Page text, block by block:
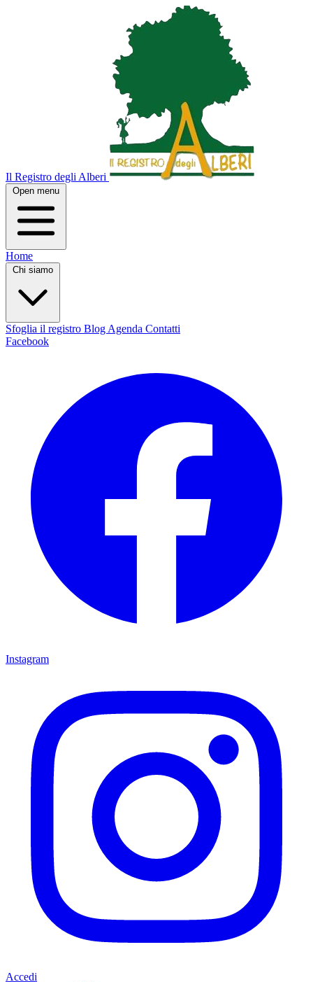
Il Registro degli Alberi
Open menu
Home
Chi siamo
Sfoglia il registro Blog Agenda Contatti
Facebook
Instagram
Accedi